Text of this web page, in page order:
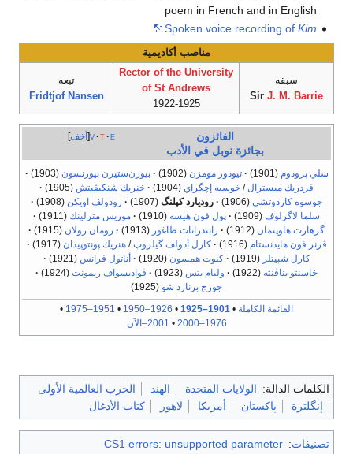
poem in French and in English
Spoken voice recording of Kim
مناصب أكاديمية
سبقه
Sir J. M. Barrie
Rector of the University
of St Andrews
1922-1925
تبعه
Fridtjof Nansen
أخف v t e
الفائزون
بجائزة نوبل في الأدب
سلي پرودوم (1901)
· تيودور مومزن (1902)
· بيورن‌ستيرن بيورنسون (1903)
·
فردريك ميسترال/ خوسيه إچگراي (1904)
· خنريك شنكيڤيتش (1905)
·
جوسوه كاردوتشي (1906)
· روديارد كپلنگ (1907)
· رودولف اويكن (1908)
·
سلما لاگرلوف (1909)
· پول فون هيسه (1910)
· موريس مترلينك (1911)
·
گرهارت هاوپتمان (1912)
· رابندراناث طاغور (1913)
· رومان رولان (1915)
·
ڤرنر فون هايدنستام (1916)
· كارل أدولف گيلروپ/هنريك پونتوپيدان (1917)
·
كارل شپيتلر (1919)
· كنوت همسون (1920)
· أناتول فرانس (1921)
·
خاسنتو بناڤنته (1922)
· وليام يتس (1923)
· ڤواديسواف ريمونت (1924)
·
جورج برنارد شو (1925)
القائمة الكاملة •
1901–1925
•
1926–1950
•
1951–1975
•
1976–2000
• 2001–الآن
الكلمات الدالة: الولايات المتحدة الهند
الحرب العالمية الأولى
إنگلترة
پاكستان أمريكا لاهور كتاب الأدغال
تصنيفات:
CS1 errors: unsupported parameter